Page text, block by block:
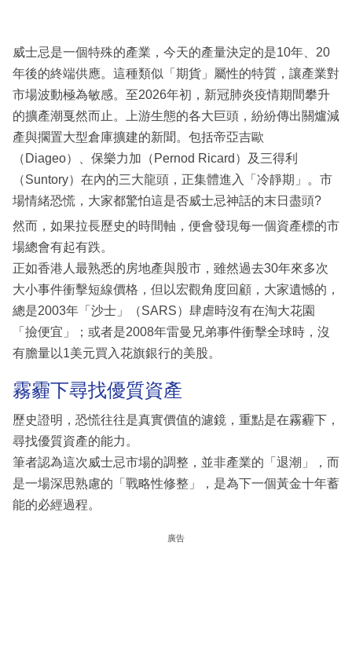
閱
專
區
威士忌是一個特殊的產業，今天的產量決定的是10年、20
年後的終端供應。這種類似「期貨」屬性的特質，讓產業對
市場波動極為敏感。至2026年初，新冠肺炎疫情期間攀升
的擴產潮戛然而止。上游生態的各大巨頭，紛紛傳出關爐減
產與擱置大型倉庫擴建的新聞。包括帝亞吉歐
（Diageo）、保樂力加（Pernod Ricard）及三得利
（Suntory）在內的三大龍頭，正集體進入「冷靜期」。市
場情緒恐慌，大家都驚怕這是否威士忌神話的末日盡頭?
然而，如果拉長歷史的時間軸，便會發現每一個資產標的市
場總會有起有跌。
正如香港人最熟悉的房地產與股市，雖然過去30年來多次
大小事件衝擊短線價格，但以宏觀角度回顧，大家遺憾的，
總是2003年「沙士」（SARS）肆虐時沒有在淘大花園
「撿便宜」；或者是2008年雷曼兄弟事件衝擊全球時，沒
有膽量以1美元買入花旗銀行的美股。
霧霾下尋找優質資產
歷史證明，恐慌往往是真實價值的濾鏡，重點是在霧霾下，
尋找優質資產的能力。
筆者認為這次威士忌市場的調整，並非產業的「退潮」，而
是一場深思熟慮的「戰略性修整」，是為下一個黃金十年蓄
能的必經過程。
廣告